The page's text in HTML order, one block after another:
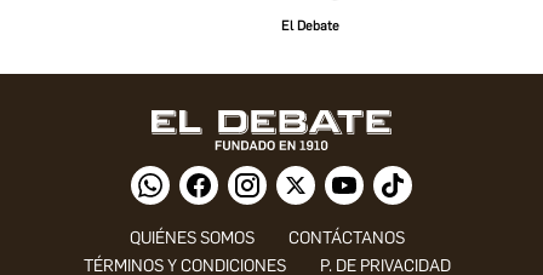
El Debate
QUIÉNES SOMOS
CONTÁCTANOS
TÉRMINOS Y CONDICIONES
P. DE PRIVACIDAD